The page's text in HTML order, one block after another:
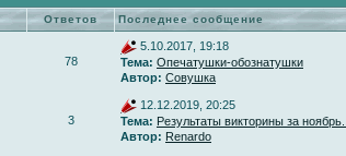
Ответов Последнее сообщение
78
5.10.2017, 19:18
Тема: Опечатушки-обознатушки
Автор: Совушка
3
12.12.2019, 20:25
Тема: Результаты викторины за ноябрь...
Автор: Renardo